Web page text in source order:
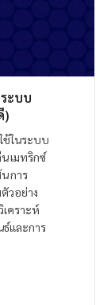
ะบบ
ษณ์ ชัยดี)
ช้ในระบบ
เมทริกซ์
การ
วอย่าง
คราะห์
และการ